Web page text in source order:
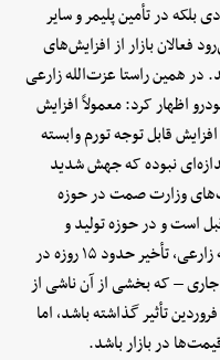
بلکه در تأمین پلیمر و سایر
فعالان بازار از افزایش‌های
همین راستا عزت‌الله زارعی
اظهار کرد: معمولاً افزایش
قابل توجه تورم وابسته
نبوده که جهش شدید
وزارت صمت در حوزه
سال قبل است و در حوزه تولید و
واردات مسیر مشابهی دنبال می‌شود. به گفته زارعی، تأخیر حدود ۱۵ روزه در
جاری – که بخشی از آن ناشی از
تأثیر گذاشته باشد، اما
در بازار باشد.